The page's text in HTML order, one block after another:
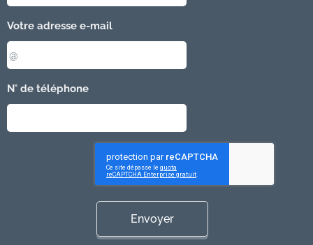
Votre adresse e-mail
N° de téléphone
Envoyer